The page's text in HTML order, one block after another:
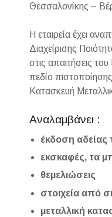
Θεσσαλονίκης –
Η εταιρεία έχει
Διαχείρισης
στις απαιτήσεις
πεδίο
Κατασκευή
Αναλαμβάνει :
έκδοση αδείας
εκσκαφές, τα
θεμελιώσεις
στοιχεία από
μεταλλική